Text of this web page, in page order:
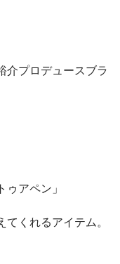
介プロデュースブラ
アペン」
くれるアイテム。